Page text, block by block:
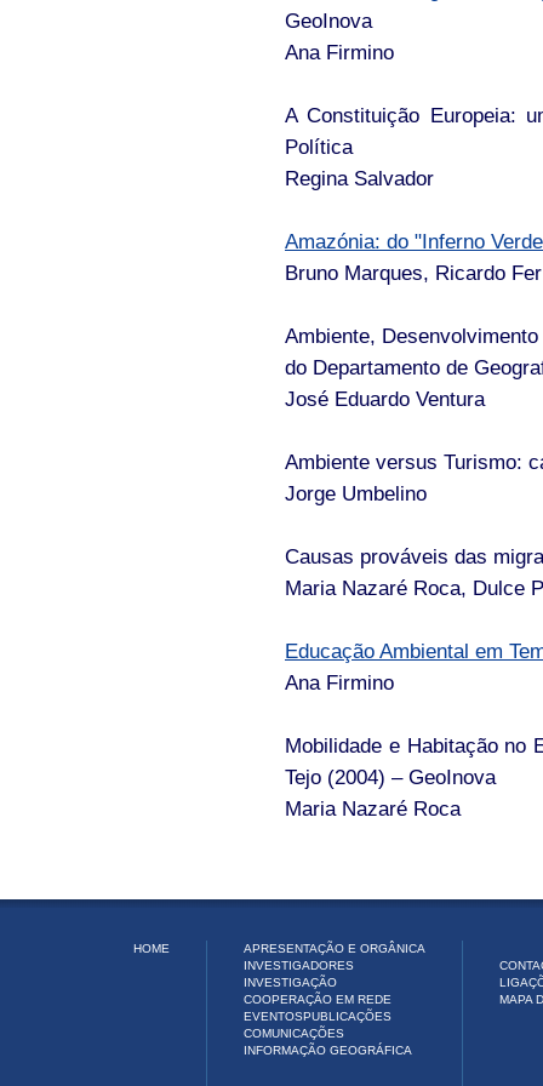
GeoInova
Ana Firmino
A Constituição Europeia:
Política
Regina Salvador
Amazónia: do "Inferno
Bruno Marques, Ricardo
Ambiente,
do Departamento de
José Eduardo Ventura
Ambiente versus Turismo:
Jorge Umbelino
Causas prováveis das
Maria Nazaré Roca, Dulce
Educação Ambiental em
Ana Firmino
Mobilidade e Habitação no
Tejo (2004) – GeoInova
Maria Nazaré Roca
HOME
APRESENTAÇÃO E ORGÂNICA
INVESTIGADORES
INVESTIGAÇÃO
COOPERAÇÃO EM REDE
EVENTOSPUBLICAÇÕES
COMUNICAÇÕES
INFORMAÇÃO GEOGRÁFICA
MAPA